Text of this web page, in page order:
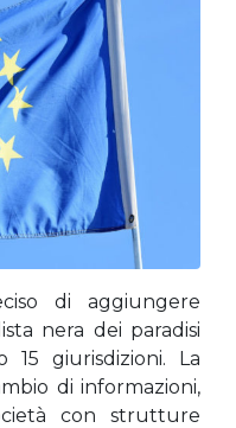
di aggiungere
nera dei paradisi
15 giurisdizioni. La
di informazioni,
con strutture